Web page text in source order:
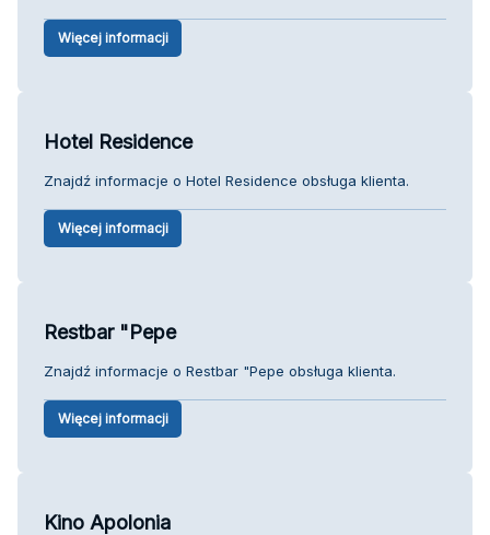
Więcej informacji
Hotel Residence
Znajdź informacje o Hotel Residence obsługa klienta.
Więcej informacji
Restbar "Pepe
Znajdź informacje o Restbar "Pepe obsługa klienta.
Więcej informacji
Kino Apolonia